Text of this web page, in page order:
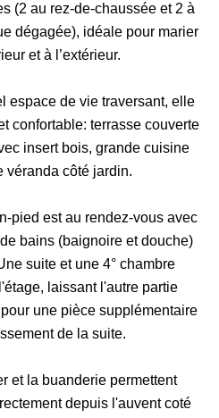
(2 au rez-de-chaussée et 2 à
dégagée), idéale pour marier
et à l’extérieur.
espace de vie traversant, elle
confortable: terrasse couverte
insert bois, grande cuisine
véranda côté jardin.
pied est au rendez-vous avec
bains (baignoire et douche)
suite et une 4° chambre
laissant l'autre partie
une pièce supplémentaire
de la suite.
et la buanderie permettent
depuis l'auvent coté